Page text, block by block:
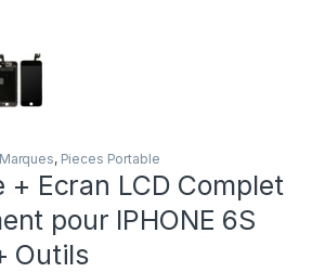
Marques, Pieces Portable
+ Ecran LCD Complet
pour IPHONE 6S
Outils